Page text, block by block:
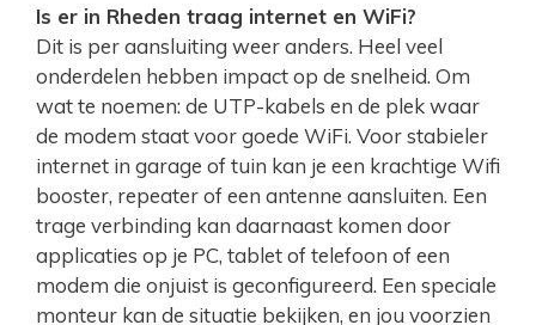
Is er in Rheden traag internet en WiFi?
Dit is per aansluiting weer anders. Heel veel
onderdelen hebben impact op de snelheid. Om
wat te noemen: de UTP-kabels en de plek waar
de modem staat voor goede WiFi. Voor stabieler
internet in garage of tuin kan je een krachtige Wifi
booster, repeater of een antenne aansluiten. Een
trage verbinding kan daarnaast komen door
applicaties op je PC, tablet of telefoon of een
modem die onjuist is geconfigureerd. Een speciale
monteur kan de situatie bekijken, en jou voorzien